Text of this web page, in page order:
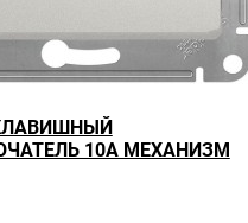
10А МЕХАНИЗМ